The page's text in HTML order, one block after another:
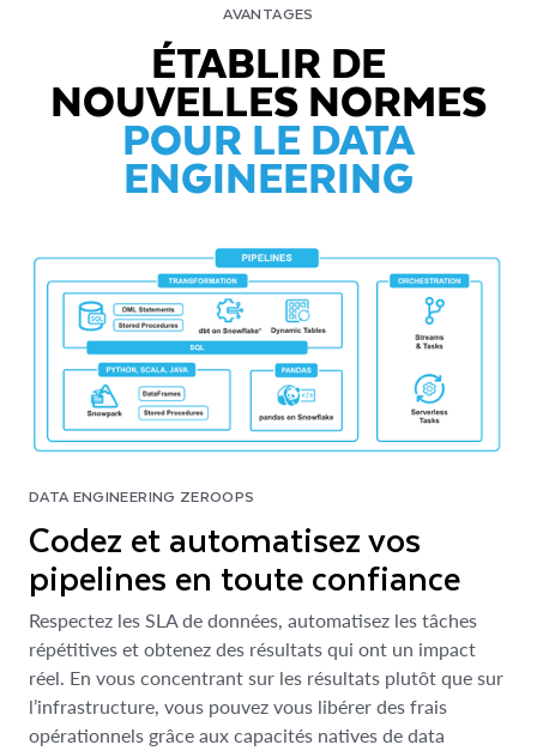
AVANTAGES
ÉTABLIR DE
NOUVELLES NORMES
POUR LE DATA
ENGINEERING
DATA ENGINEERING ZEROOPS
Codez et automatisez vos
pipelines en toute confiance
Respectez les SLA de données, automatisez les tâches
répétitives et obtenez des résultats qui ont un impact
réel. En vous concentrant sur les résultats plutôt que sur
l’infrastructure, vous pouvez vous libérer des frais
opérationnels grâce aux capacités natives de data